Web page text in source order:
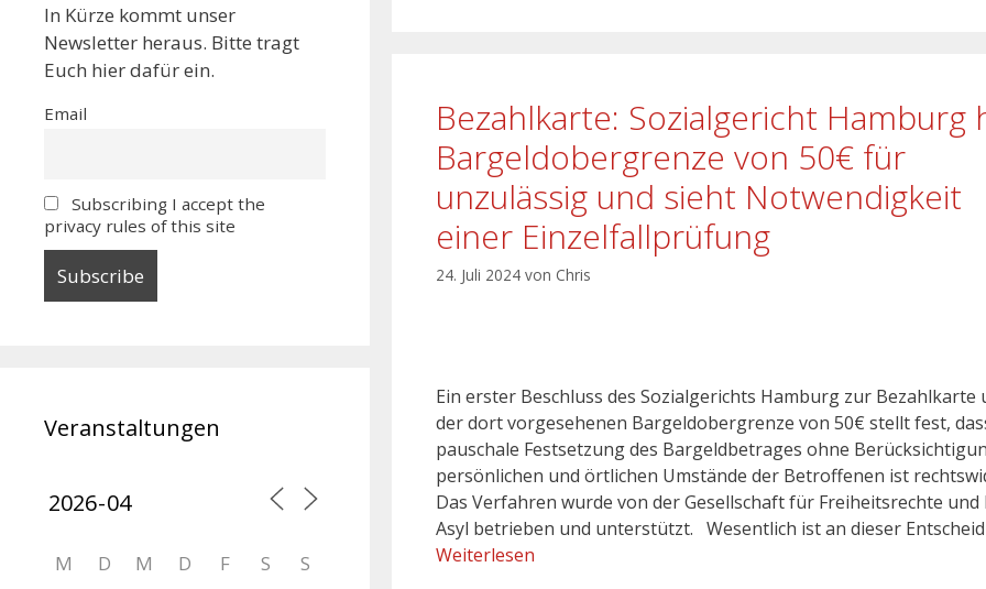
Bezahlkarte: Sozialgericht Hamburg
Bargeldobergrenze von 50€ für
unzulässig und sieht Notwendigkeit
einer Einzelfallprüfung
24. Juli 2024 von Chris
Ein erster Beschluss des Sozialgerichts Hamburg zur Bezahlkarte
der dort vorgesehenen Bargeldobergrenze von 50€ stellt fest,
pauschale Festsetzung des Bargeldbetrages ohne
persönlichen und örtlichen Umstände der Betroffenen ist
Das Verfahren wurde von der Gesellschaft für Freiheitsrechte und
Asyl betrieben und unterstützt. Wesentlich ist an dieser
Weiterlesen
In Kürze kommt unser
Newsletter heraus. Bitte tragt
Euch hier dafür ein.
Email
Subscribing I accept the
privacy rules of this site
Veranstaltungen
M D M D F S S